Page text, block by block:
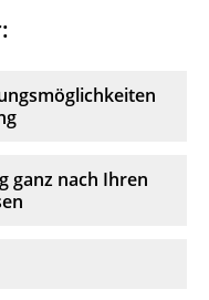
ganz nach Ihren